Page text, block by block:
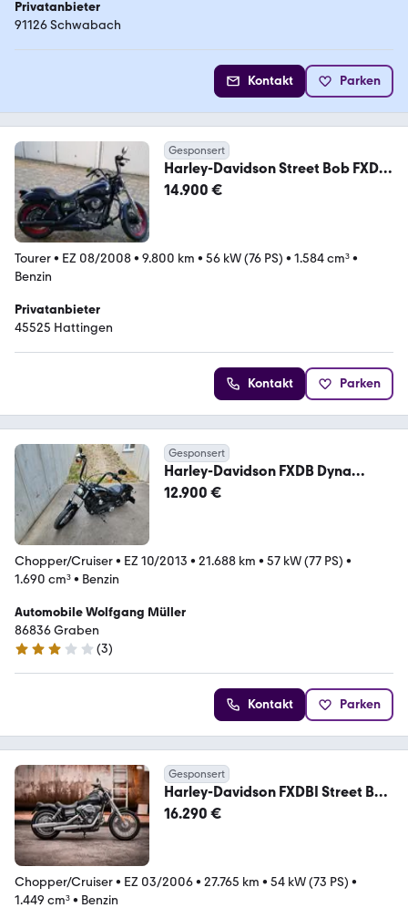
Privatanbieter
91126 Schwabach
Kontakt Parken
Gesponsert
Harley-Davidson Street Bob FXDB
Spezial
14.900 €
Tourer• EZ 08/2008• 9.800 km • 56 kW (76 PS) • 1.584 cm³•
Benzin
Privatanbieter
45525 Hattingen
Kontakt Parken
Gesponsert
Harley-Davidson FXDB Dyna
Street Bob
12.900 €
Chopper/Cruiser• EZ 10/2013 • 21.688 km • 57 kW (77 PS) •
1.690 cm³• Benzin
Automobile Wolfgang Müller
86836 Graben
3 Sterne
(3)
Kontakt Parken
Gesponsert
Harley-Davidson FXDBI Street Bob
Dyna-200er Heckumbau!
16.290 €
Chopper/Cruiser• EZ 03/2006• 27.765 km • 54 kW (73 PS) •
1.449 cm³• Benzin